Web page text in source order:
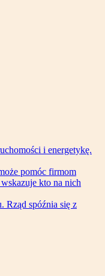
i energetykę.
pomóc firmom
kto na nich
Rząd spóźnia się z